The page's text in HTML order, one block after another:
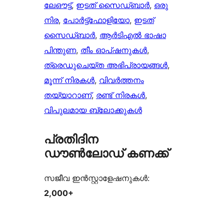
ലേഔട്ട്, ഇടത് സൈഡ്ബാർ, ഒരു
നിര, പോർട്ട്‌ഫോളിയോ, ഇടത്
സൈഡ്ബാർ, ആർ‌ടി‌എൽ ഭാഷാ
പിന്തുണ, തീം ഓപ്ഷനുകൾ
ത്രെഡുചെയ്‌ത അഭിപ്രായങ്ങൾ
മൂന്ന് നിരകൾ, വിവർത്തനം
തയ്യാറാണ്, രണ്ട് നിരകൾ
വിപുലമായ ബ്ലോക്കുകൾ
പ്രതിദിന
ഡൗൺലോഡ് കണക്ക്
സജീവ ഇൻസ്റ്റാളേഷനുകൾ:
2,000+